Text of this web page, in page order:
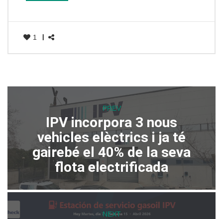
1
PREV
IPV incorpora 3 nous
vehicles elèctrics i ja té
gairebé el 40% de la seva
flota electrificada
NEXT